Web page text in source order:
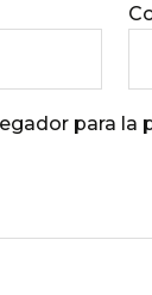
para la